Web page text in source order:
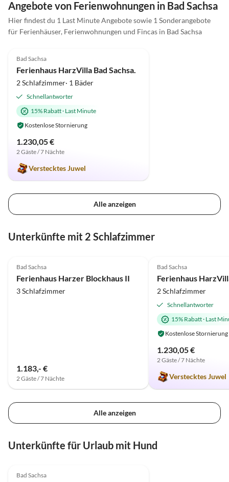
Angebote von Ferienwohnungen in Bad Sachsa
Hier findest du 1 Last Minute Angebote sowie 1 Sonderangebote
für Ferienhäuser, Ferienwohnungen und Fincas in Bad Sachsa
Bad Sachsa
Ferienhaus HarzVilla Bad Sachsa.
2 Schlafzimmer· 1 Bäder
Schnellantworter
15% Rabatt· Last Minute
Kostenlose Stornierung
1.230,05 €
2 Gäste / 7 Nächte
Verstecktes Juwel
Alle anzeigen
Unterkünfte mit 2 Schlafzimmer
Bad Sachsa
Ferienhaus Harzer Blockhaus II
3 Schlafzimmer
1.183,- €
2 Gäste / 7 Nächte
Bad Sachsa
Ferienhaus
2 Schlafzimmer
Schnellantworter
15% Rabatt· Last
Kostenlose Stornierung
1.230,05 €
2 Gäste / 7 Nächte
Verstecktes Juwel
Alle anzeigen
Unterkünfte für Urlaub mit Hund
Bad Sachsa